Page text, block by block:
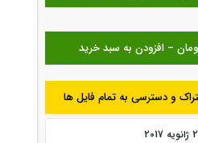
و دسترسی به تمام فایل ها